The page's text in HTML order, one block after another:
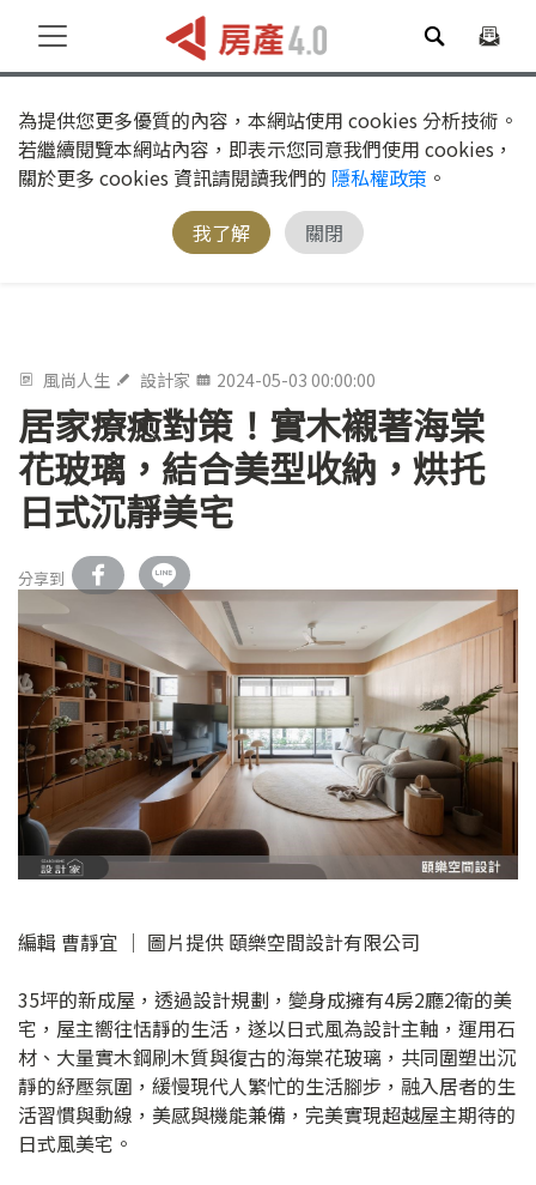
為提供您更多優質的內容，本網站使用 cookies 分析技術。
若繼續閱覽本網站內容，即表示您同意我們使用 cookies，
關於更多 cookies 資訊請閱讀我們的 隱私權政策 。
我了解
關閉
風尚人生 設計家 2024-05-03 00:00:00
居家療癒對策！實木襯著海棠
花玻璃，結合美型收納，烘托
日式沉靜美宅
分享到
編輯 曹靜宜 │ 圖片提供 頤樂空間設計有限公司
35坪的新成屋，透過設計規劃，變身成擁有4房2廳2衛的美
宅，屋主嚮往恬靜的生活，遂以日式風為設計主軸，運用石
材、大量實木鋼刷木質與復古的海棠花玻璃，共同圍塑出沉
靜的紓壓氛圍，緩慢現代人繁忙的生活腳步，融入居者的生
活習慣與動線，美感與機能兼備，完美實現超越屋主期待的
日式風美宅。